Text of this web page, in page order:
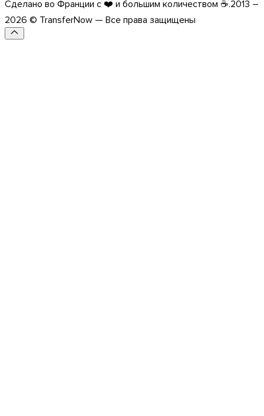
Сделано во Франции с ❤️ и большим количеством ☕.2013 –
2026 © TransferNow — Все права защищены